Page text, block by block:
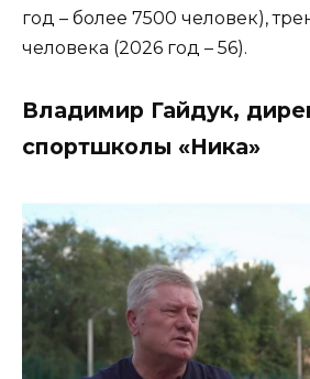
год – более 7500 человек),
человека (2026 год – 56).
Владимир Гайдук,
спортшколы «Ника»